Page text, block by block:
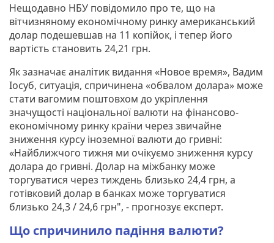
Нещодавно НБУ повідомило про те, що на
вітчизняному економічному ринку американський
долар подешевшав на 11 копійок, і тепер його
вартість становить 24,21 грн.
Як зазначає аналітик видання «Новое время», Вадим
Іосуб, ситуація, спричинена «обвалом долара» може
стати вагомим поштовхом до укріплення
значущості національної валюти на фінансово-
економічному ринку країни через звичайне
зниження курсу іноземної валюти до гривні:
«Найближчого тижня ми очікуємо зниження курсу
долара до гривні. Долар на міжбанку може
торгуватися через тиждень близько 24,4 грн, а
готівковий долар в банках може торгуватися
близько 24,3 / 24,6 грн", - прогнозує експерт.
Що спричинило падіння валюти?